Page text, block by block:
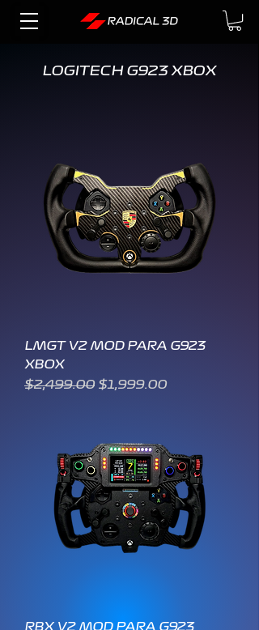
LOGITECH G923 XBOX
LMGT V2 MOD PARA G923
XBOX
Precio
$2,499.00 Precio de oferta
$1,999.00
RBX V2 MOD PARA G923